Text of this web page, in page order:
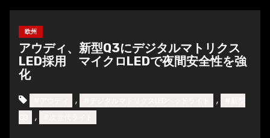
欧州
アウディ、新型Q3にデジタルマトリクス
LED採用 マイクロLEDで夜間安全性を強
化
, ,
,